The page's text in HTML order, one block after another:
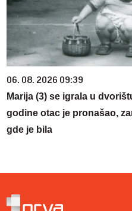
06. 08. 2026 09:39
Marija (3) se igrala u
godine otac je pronašao,
gde je bila